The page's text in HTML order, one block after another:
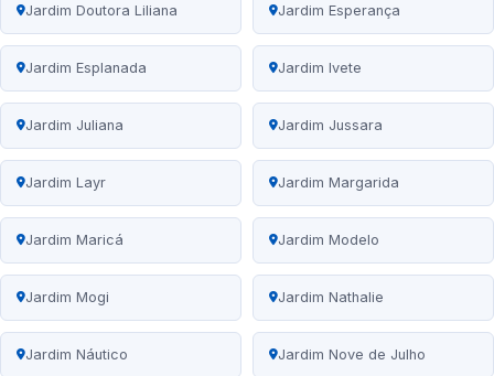
Jardim Doutora Liliana Jardim Esperança
Jardim Esplanada Jardim Ivete
Jardim Juliana Jardim Jussara
Jardim Layr Jardim Margarida
Jardim Maricá Jardim Modelo
Jardim Mogi Jardim Nathalie
Jardim Náutico Jardim Nove de Julho